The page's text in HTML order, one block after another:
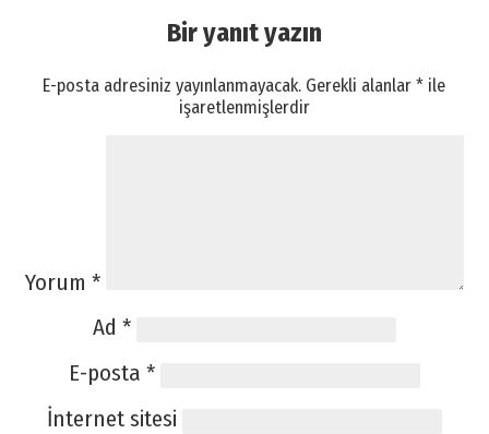
Bir yanıt yazın
E-posta adresiniz yayınlanmayacak. Gerekli alanlar* ile
işaretlenmişlerdir
Yorum *
Ad *
E-posta *
İnternet sitesi